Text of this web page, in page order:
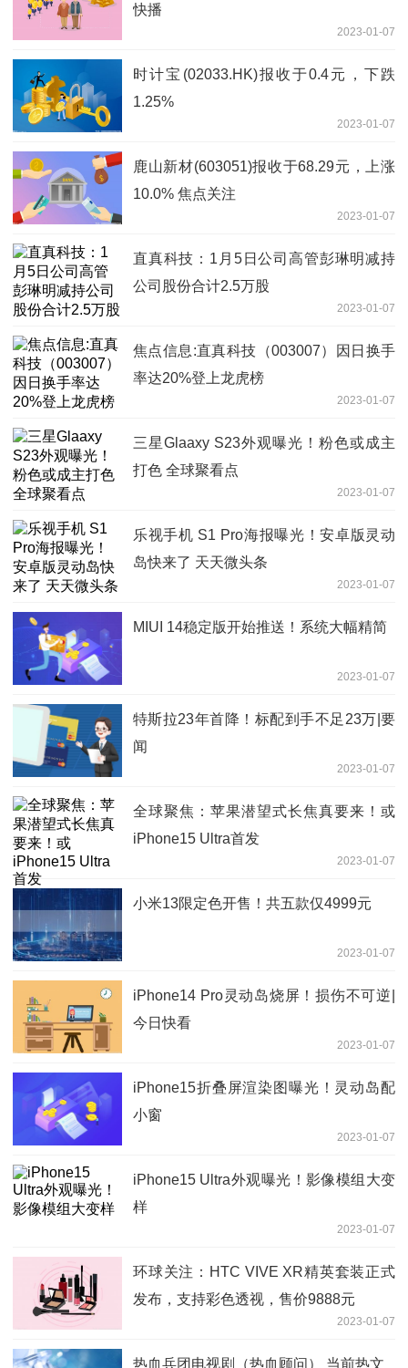
快播
2023-01-07
时计宝(02033.HK)报收于0.4元，下跌
1.25%
2023-01-07
鹿山新材(603051)报收于68.29元，上涨
10.0% 焦点关注
2023-01-07
直真科技：1月5日公司高管彭琳明减持
公司股份合计2.5万股
2023-01-07
焦点信息:直真科技（003007）因日换手
率达20%登上龙虎榜
2023-01-07
三星Glaaxy S23外观曝光！粉色或成主
打色 全球聚看点
2023-01-07
乐视手机 S1 Pro海报曝光！安卓版灵动
岛快来了 天天微头条
2023-01-07
MIUI 14稳定版开始推送！系统大幅精简
2023-01-07
特斯拉23年首降！标配到手不足23万|要
闻
2023-01-07
全球聚焦：苹果潜望式长焦真要来！或
iPhone15 Ultra首发
2023-01-07
小米13限定色开售！共五款仅4999元
2023-01-07
iPhone14 Pro灵动岛烧屏！损伤不可逆|
今日快看
2023-01-07
iPhone15折叠屏渲染图曝光！灵动岛配
小窗
2023-01-07
iPhone15 Ultra外观曝光！影像模组大变
样
2023-01-07
环球关注：HTC VIVE XR精英套装正式
发布，支持彩色透视，售价9888元
2023-01-07
热血兵团电视剧（热血顾问） 当前热文